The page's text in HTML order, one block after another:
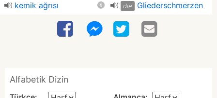
kemik ağrısı
die Gliederschmerzen
Alfabetik Dizin